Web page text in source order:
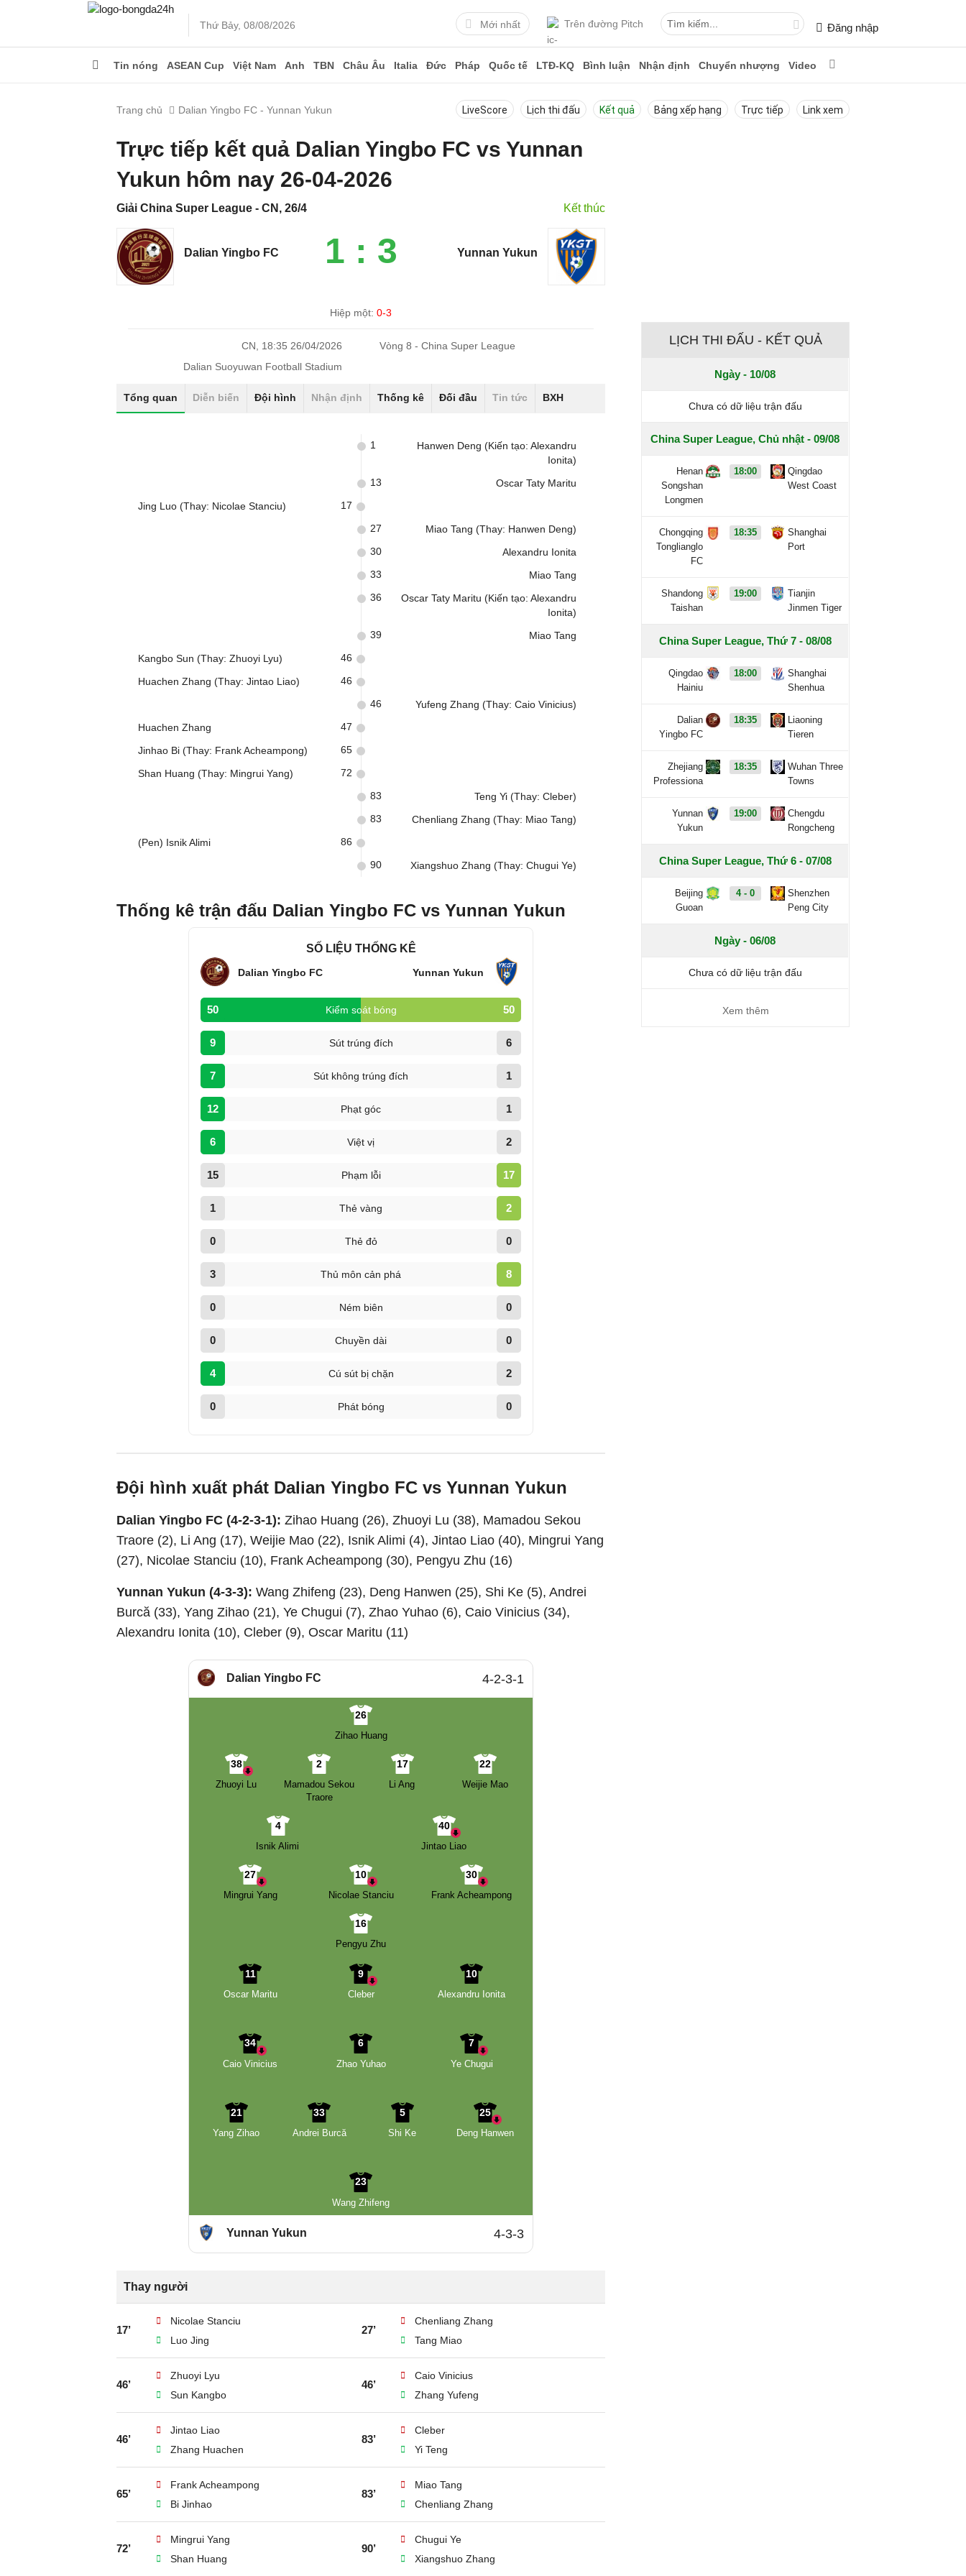
Thứ Bảy, 08/08/2026 Mới nhất Trên đường Pitch Đăng nhập
Tin nóng ASEAN Cup Việt Nam Anh TBN Châu Âu Italia Đức Pháp Quốc tế LTĐ-KQ Bình luận Nhận định Chuyển nhượng Video
Trang chủ Dalian Yingbo FC - Yunnan Yukun LiveScore Lịch thi đấu Kết quả Bảng xếp hạng Trực tiếp Link xem
Trực tiếp kết quả Dalian Yingbo FC vs Yunnan
Yukun hôm nay 26-04-2026
Giải China Super League - CN, 26/4 Kết thúc
Dalian Yingbo FC 1 : 3 Yunnan Yukun
Hiệp một:0-3
CN, 18:35 26/04/2026
Vòng 8 - China Super League
Dalian Suoyuwan Football Stadium
Tổng quan Diễn biến Đội hình Nhận định Thống kê Đối đầu Tin tức BXH
Hanwen Deng (Kiến tạo: Alexandru
Ionita)
1
Oscar Taty Maritu
13
Jing Luo (Thay: Nicolae Stanciu) 17
Miao Tang (Thay: Hanwen Deng)
27
Alexandru Ionita
30
Miao Tang
33
Oscar Taty Maritu (Kiến tạo: Alexandru
Ionita)
36
Miao Tang
39
Kangbo Sun (Thay: Zhuoyi Lyu) 46
Huachen Zhang (Thay: Jintao Liao) 46
Yufeng Zhang (Thay: Caio Vinicius)
46
Huachen Zhang 47
Jinhao Bi (Thay: Frank Acheampong) 65
Shan Huang (Thay: Mingrui Yang) 72
Teng Yi (Thay: Cleber)
83
Chenliang Zhang (Thay: Miao Tang)
83
(Pen) Isnik Alimi 86
Xiangshuo Zhang (Thay: Chugui Ye)
90
Thống kê trận đấu Dalian Yingbo FC vs Yunnan Yukun
SỐ LIỆU THỐNG KÊ
Dalian Yingbo FC Yunnan Yukun
50 Kiểm soát bóng 50
9 Sút trúng đích 6
7 Sút không trúng đích 1
12 Phạt góc 1
6 Việt vị 2
15 Phạm lỗi 17
1 Thẻ vàng 2
0 Thẻ đỏ 0
3 Thủ môn cản phá 8
0 Ném biên 0
0 Chuyền dài 0
4 Cú sút bị chặn 2
0 Phát bóng 0
Đội hình xuất phát Dalian Yingbo FC vs Yunnan Yukun
Dalian Yingbo FC (4-2-3-1): Zihao Huang (26), Zhuoyi Lu (38), Mamadou Sekou
Traore (2), Li Ang (17), Weijie Mao (22), Isnik Alimi (4), Jintao Liao (40), Mingrui Yang
(27), Nicolae Stanciu (10), Frank Acheampong (30), Pengyu Zhu (16)
Yunnan Yukun (4-3-3): Wang Zhifeng (23), Deng Hanwen (25), Shi Ke (5), Andrei
Burcă (33), Yang Zihao (21), Ye Chugui (7), Zhao Yuhao (6), Caio Vinicius (34),
Alexandru Ionita (10), Cleber (9), Oscar Maritu (11)
Dalian Yingbo FC 4-2-3-1
26
Zihao Huang
38
Zhuoyi Lu
2
Mamadou Sekou
Traore
17
Li Ang
22
Weijie Mao
4
Isnik Alimi
40
Jintao Liao
27
Mingrui Yang
10
Nicolae Stanciu
30
Frank Acheampong
16
Pengyu Zhu
11
Oscar Maritu
9
Cleber
10
Alexandru Ionita
34
Caio Vinicius
6
Zhao Yuhao
7
Ye Chugui
21
Yang Zihao
33
Andrei Burcă
5
Shi Ke
25
Deng Hanwen
23
Wang Zhifeng
Yunnan Yukun 4-3-3
Thay người
17’
Nicolae Stanciu
Luo Jing
27’
Chenliang Zhang
Tang Miao
46’
Zhuoyi Lyu
Sun Kangbo
46’
Caio Vinicius
Zhang Yufeng
46’
Jintao Liao
Zhang Huachen
83’
Cleber
Yi Teng
65’
Frank Acheampong
Bi Jinhao
83’
Miao Tang
Chenliang Zhang
72’
Mingrui Yang
Shan Huang
90’
Chugui Ye
Xiangshuo Zhang
LỊCH THI ĐẤU - KẾT QUẢ
Ngày - 10/08
Chưa có dữ liệu trận đấu
China Super League, Chủ nhật - 09/08
Henan
Songshan
Longmen
18:00
Qingdao
West Coast
Chongqing
Tonglianglo
FC
18:35
Shanghai
Port
Shandong
Taishan
19:00
Tianjin
Jinmen Tiger
China Super League, Thứ 7 - 08/08
Qingdao
Hainiu
18:00
Shanghai
Shenhua
Dalian
Yingbo FC
18:35
Liaoning
Tieren
Zhejiang
Professiona
18:35
Wuhan Three
Towns
Yunnan
Yukun
19:00
Chengdu
Rongcheng
China Super League, Thứ 6 - 07/08
Beijing
Guoan
4 - 0
Shenzhen
Peng City
Ngày - 06/08
Chưa có dữ liệu trận đấu
Xem thêm